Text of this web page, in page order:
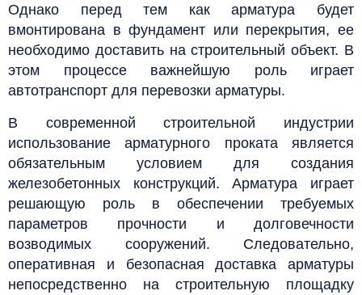
Однако перед тем как арматура будет
вмонтирована в фундамент или перекрытия, ее
необходимо доставить на строительный объект. В
этом процессе важнейшую роль играет
автотранспорт для перевозки арматуры.
В современной строительной индустрии
использование арматурного проката является
обязательным условием для создания
железобетонных конструкций. Арматура играет
решающую роль в обеспечении требуемых
параметров прочности и долговечности
возводимых сооружений. Следовательно,
оперативная и безопасная доставка арматуры
непосредственно на строительную площадку